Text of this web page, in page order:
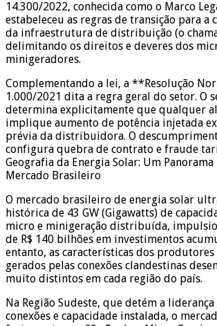
14.300/2022, conhecida como o Marco
estabeleceu as regras de transição para a
da infraestrutura de distribuição (o
delimitando os direitos e deveres dos
minigeradores.
Complementando a lei, a **Resolução
1.000/2021 dita a regra geral do setor. O
determina explicitamente que qualquer
implique aumento de potência injetada
prévia da distribuidora. O
configura quebra de contrato e fraude
Geografia da Energia Solar: Um
Mercado Brasileiro
O mercado brasileiro de energia solar
histórica de 43 GW (Gigawatts) de
micro e minigeração distribuída,
de R$ 140 bilhões em investimentos
entanto, as características dos produtores
gerados pelas conexões clandestinas
muito distintos em cada região do país.
Na Região Sudeste, que detém a
conexões e capacidade instalada, o